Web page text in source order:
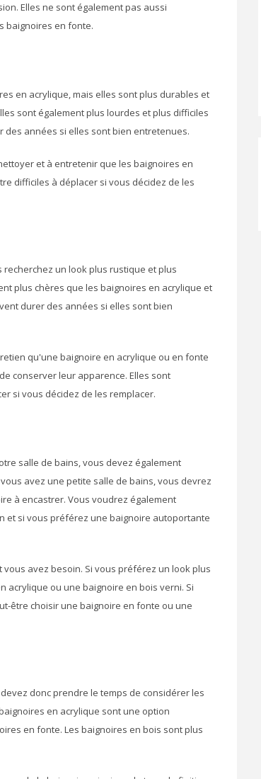
Elles ne sont également pas aussi
baignoires en fonte.
en acrylique, mais elles sont plus durables et
sont également plus lourdes et plus difficiles
années si elles sont bien entretenues.
et à entretenir que les baignoires en
difficiles à déplacer si vous décidez de les
un look plus rustique et plus
plus chères que les baignoires en acrylique et
durer des années si elles sont bien
qu'une baignoire en acrylique ou en fonte
conserver leur apparence. Elles sont
si vous décidez de les remplacer.
salle de bains, vous devez également
avez une petite salle de bains, vous devrez
à encastrer. Vous voudrez également
et si vous préférez une baignoire autoportante
avez besoin. Si vous préférez un look plus
acrylique ou une baignoire en bois verni. Si
être choisir une baignoire en fonte ou une
donc prendre le temps de considérer les
en acrylique sont une option
en fonte. Les baignoires en bois sont plus